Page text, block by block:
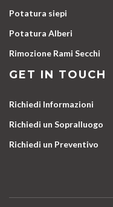
Potatura siepi
Potatura Alberi
Rimozione Rami Secchi
GET IN TOUCH
Richiedi Informazioni
Richiedi un Sopralluogo
Richiedi un Preventivo